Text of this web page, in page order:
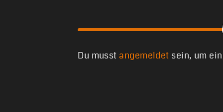
Du musst angemeldet sein, um